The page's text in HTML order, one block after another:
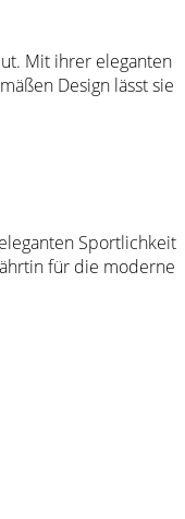
Mit ihrer eleganten
Design lässt sie
Sportlichkeit
für die moderne